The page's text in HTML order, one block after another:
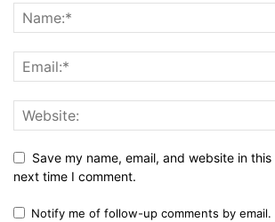
Save my name, email, and website in
next time I comment.
Notify me of follow-up comments by email.